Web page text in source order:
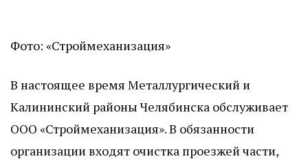
Фото: «Строймеханизация»
В настоящее время Металлургический и
Калининский районы Челябинска обслуживает
ООО «Строймеханизация». В обязанности
организации входят очистка проезжей части,